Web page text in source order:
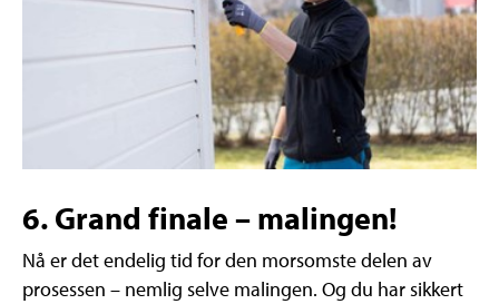
6. Grand finale – malingen!
Nå er det endelig tid for den morsomste delen av
prosessen – nemlig selve malingen. Og du har sikkert